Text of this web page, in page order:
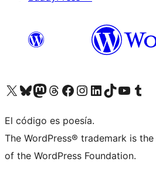
Visit our X (formerly Twitter) account
Visit our Bluesky account
Visit our Mastodon account
Visit our Threads account
Visita nuestra página de Facebook
Visita nuestra cuenta de Instagram
Visita nuestra cuenta de LinkedIn
Visit our TikTok account
Visita nuestro canal de
Visit our
El código es poesía.
The WordPress® trademark is
of the WordPress Foundation.